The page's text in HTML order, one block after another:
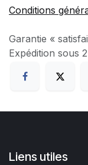
Conditions
Garantie «
Expédition sous
Liens utiles